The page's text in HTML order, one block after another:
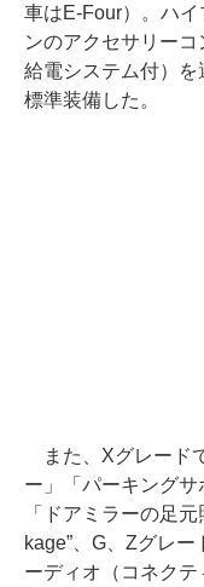
車はE-Four）。ハ
ンのアクセサリー
給電システム付）
標準装備した。
また、Xグレード
ー」「パーキングサ
「ドアミラーの足
kage”、G、Zグレ
ーディオ（コネク